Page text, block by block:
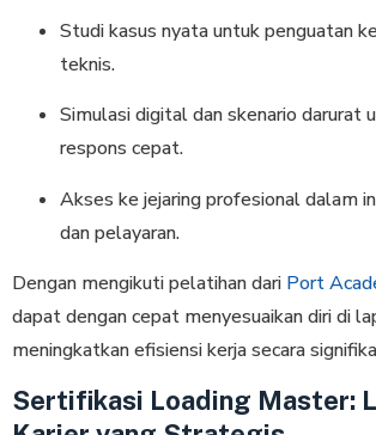
Studi kasus nyata untuk penguatan
teknis.
Simulasi digital dan skenario darurat
respons cepat.
Akses ke jejaring profesional dalam
dan pelayaran.
Dengan mengikuti pelatihan dari Port
dapat dengan cepat menyesuaikan diri di
meningkatkan efisiensi kerja secara
Sertifikasi Loading Master: